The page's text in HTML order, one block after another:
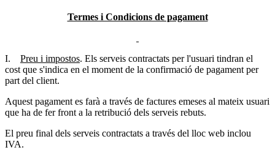
Termes i Condicions de pagament
I. Preu i impostos. Els serveis contractats per l'usuari tindran el
cost que s'indica en el moment de la confirmació de pagament per
part del client.
Aquest pagament es farà a través de factures emeses al mateix usuari
que ha de fer front a la retribució dels serveis rebuts.
El preu final dels serveis contractats a través del lloc web inclou
IVA.